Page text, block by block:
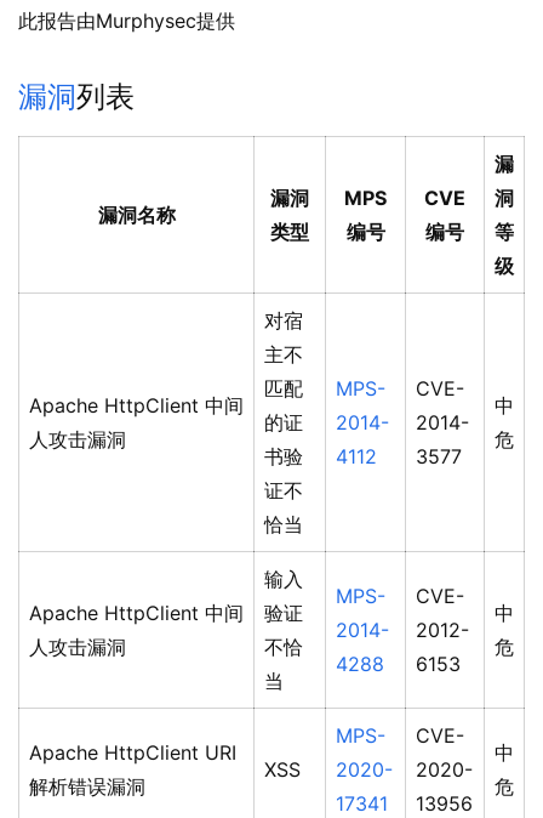
此报告由Murphysec提供
漏洞列表
漏洞名称
漏洞
类型
MPS
编号
CVE
编号
漏
洞
等
级
Apache HttpClient 中间
人攻击漏洞
对宿
主不
匹配
的证
书验
证不
恰当
MPS-
2014-
4112
CVE-
2014-
3577
中
危
Apache HttpClient 中间
人攻击漏洞
输入
验证
不恰
当
MPS-
2014-
4288
CVE-
2012-
6153
中
危
Apache HttpClient URI
解析错误漏洞
XSS
MPS-
2020-
17341
CVE-
2020-
13956
中
危